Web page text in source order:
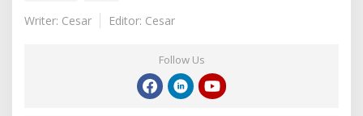
Writer: Cesar
Editor: Cesar
Follow Us